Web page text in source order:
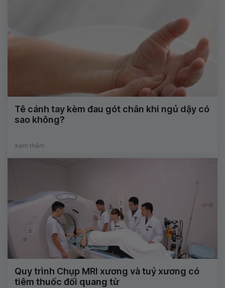
Tê cánh tay kèm đau gót chân khi ngủ dậy có
sao không?
Xem thêm
Quy trình Chụp MRI xương và tuỷ xương có
tiêm thuốc đối quang từ